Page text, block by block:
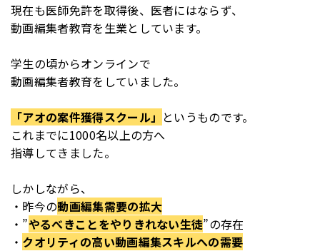
現在も医師免許を取得後、医者にはならず、
動画編集者教育を生業としています。
学生の頃からオンラインで
動画編集者教育をしていました。
「アオの案件獲得スクール」 というものです。
これまでに1000名以上の方へ
指導してきました。
しかしながら、
・昨今の動画編集需要の拡大
・”やるべきことをやりきれない生徒”の存在
・ クオリティの高い動画編集スキルへの需要